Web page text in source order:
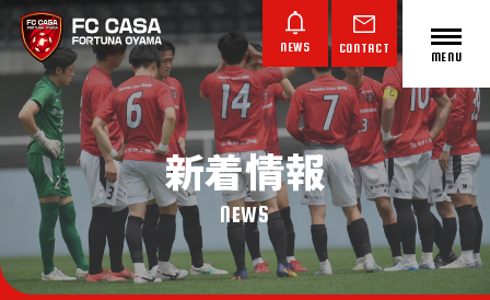
NEWS CONTACT
ABOUT FC CASA
クラブ概要
MENU
新着情報
NEWS